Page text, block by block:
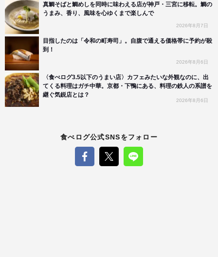
真鯛そばと鯛めしを同時に味わえる店が神戸・三宮に移転。鯛の
うまみ、香り、風味を心ゆくまで楽しんで
2026年8月7日
目指したのは「令和の町寿司」。自腹で通える価格帯に予約が殺
到！
2026年8月6日
〈食べログ3.5以下のうまい店〉カフェみたいな外観なのに、出
てくる料理はガチ中華。京都・下鴨にある、料理の鉄人の系譜を
継ぐ気鋭店とは？
2026年8月6日
食べログ公式SNSをフォロー